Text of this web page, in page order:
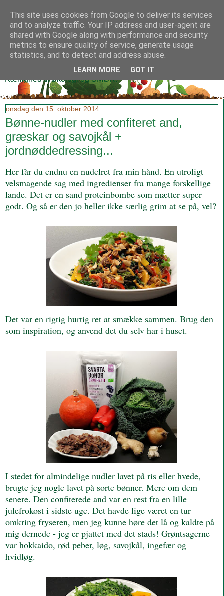
Klidmoster.dk
Kærlighed til økologi og SMØR!
onsdag den 15. oktober 2014
Bønne-nudler med confiteret and,
græskar og savojkål +
jordnøddedressing...
Her får du endnu en nudelret fra min hånd. En utroligt
velsmagende sag med ingredienser fra mange forskellige
lande. Det er en sand proteinbombe som mætter super
godt. Og så er den jo heller ikke særlig grim at se på, vel?
Det var en rigtig hurtig ret at smække sammen. Brug den
som inspiration, og anvend det du selv har i huset.
I stedet for almindelige nudler lavet på ris eller hvede,
brugte jeg nogle lavet på sorte bønner. Mere om dem
senere. Den confiterede and var en rest fra en lille
julefrokost i sidste uge. Det havde lige været en tur
omkring fryseren, men jeg kunne høre det lå og kaldte på
mig dernede - jeg er pjattet med det stads! Grøntsagerne
var hokkaido, rød peber, løg, savojkål, ingefær og
hvidløg.
This site uses cookies from Google to deliver its services
and to analyze traffic. Your IP address and user-agent are
shared with Google along with performance and security
metrics to ensure quality of service, generate usage
statistics, and to detect and address abuse.
LEARN MORE GOT IT